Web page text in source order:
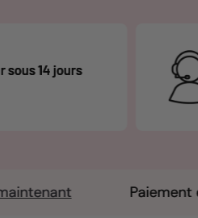
Équipe à votre écoute
Paiement en 3 fois